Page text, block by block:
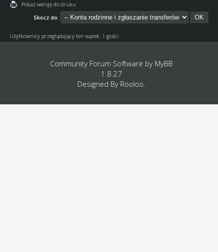
Pokaż wersję do druku
Skocz do:
Użytkownicy przeglądający ten wątek: 1 gości
Community Forum Software by MyBB
1.8.27
Designed By Rooloo.